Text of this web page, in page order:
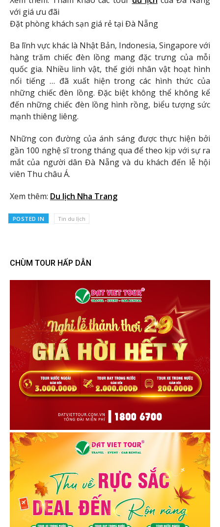
với giá ưu đãi
Đặt phòng khách sạn giá rẻ tại Đà Nẵng
Ba lĩnh vực khác là Nhật Bản, Indonesia, Singapore với
hàng trăm chiếc đèn lồng mang đặc trưng của mỗi
quốc gia. Nhiều linh vật, thế giới nhân vật hoạt hình
nổi tiếng … đã xuất hiện trong các hình thức của
những chiếc đèn lồng. Đặc biệt không thể không kể
đến những chiếc đèn lồng hình rồng, biểu tượng sức
mạnh thiêng liêng.
Những con đường của ánh sáng được thực hiện bởi
gần 100 nghệ sĩ trong tháng qua để theo kịp với sự ra
mắt của người dân Đà Nẵng và du khách đến lễ hội
viên Thu châu Á.
Xem thêm: Du lịch Nha Trang
POSTED IN Tin du lịch
CHÙM TOUR HẤP DẪN